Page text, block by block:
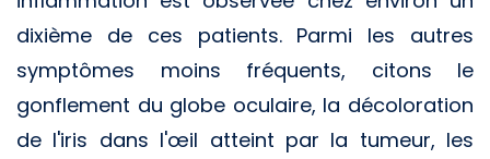
dixième de ces patients. Parmi les autres
symptômes moins fréquents, citons le
gonflement du globe oculaire, la décoloration
de l'iris dans l'œil atteint par la tumeur, les